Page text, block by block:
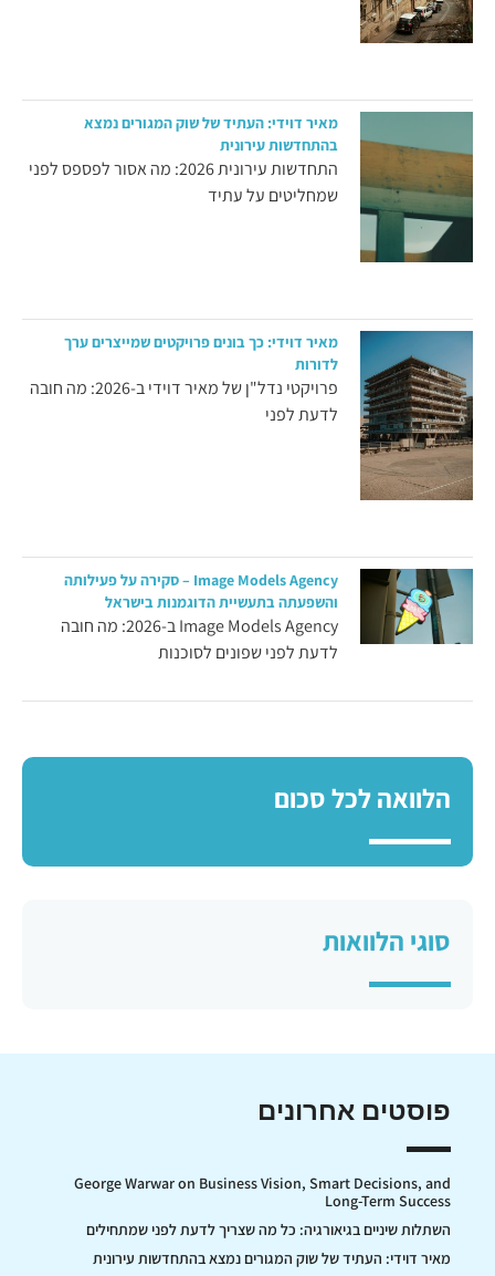
מאיר דוידי: העתיד של שוק המגורים נמצא
בהתחדשות עירונית
התחדשות עירונית 2026: מה אסור לפספס לפני
שמחליטים על עתיד
מאיר דוידי: כך בונים פרויקטים שמייצרים ערך
לדורות
פרויקטי נדל"ן של מאיר דוידי ב-2026: מה חובה
לדעת לפני
Image Models Agency – סקירה על פעילותה
והשפעתה בתעשיית הדוגמנות בישראל
Image Models Agency ב-2026: מה חובה
לדעת לפני שפונים לסוכנות
הלוואה לכל סכום
סוגי הלוואות
פוסטים אחרונים
George Warwar on Business Vision, Smart Decisions, and
Long-Term Success
השתלות שיניים בגיאורגיה: כל מה שצריך לדעת לפני שמתחילים
מאיר דוידי: העתיד של שוק המגורים נמצא בהתחדשות עירונית